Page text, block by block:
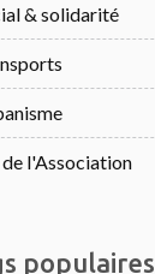
& solidarité
l'Association
populaires